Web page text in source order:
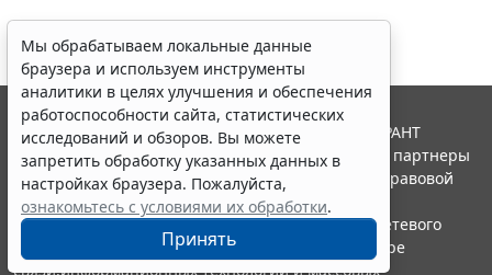
Мы обрабатываем локальные данные
браузера и используем инструменты
аналитики в целях улучшения и обеспечения
работоспособности сайта, статистических
исследований и обзоров. Вы можете
запретить обработку указанных данных в
настройках браузера. Пожалуйста,
ознакомьтесь с условиями их обработки.
Принять
© ООО "НПП "ГАРАНТ-СЕРВИС", 2026. Система ГАРАНТ
выпускается с 1990 года. Компания "Гарант" и ее партнеры
являются участниками Российской ассоциации правовой
информации ГАРАНТ.
Портал ГАРАНТ.РУ зарегистрирован в качестве сетевого
издания Федеральной службой по надзору в сфере
связи,информационных технологий и массовых